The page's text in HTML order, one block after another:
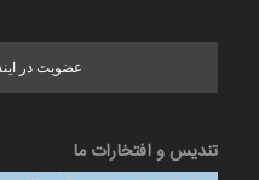
عضویت در
تندیس و افتخارات ما